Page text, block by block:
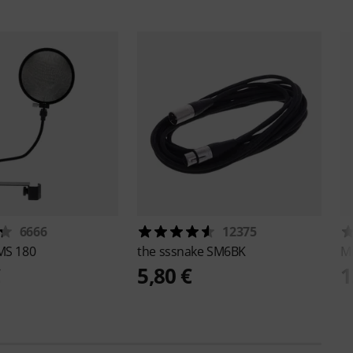
6666
180
12375
the sssnake SM6BK
5,80 €